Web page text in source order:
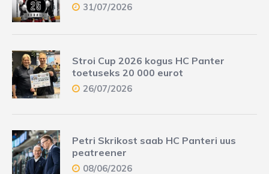
31/07/2026
Stroi Cup 2026 kogus HC Panter
toetuseks 20 000 eurot
26/07/2026
Petri Skrikost saab HC Panteri uus
peatreener
08/06/2026